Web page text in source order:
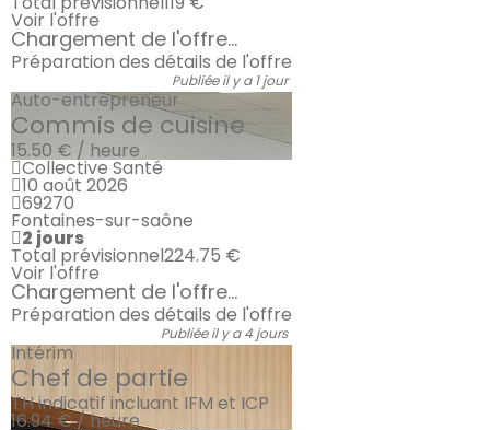
Voir l'offre
Chargement de l'offre...
Préparation des détails de l'offre
Publiée il y a 1 jour
Auto-entrepreneur
Commis de cuisine
15.50 € / heure
Collective Santé
10 août 2026
69270
Fontaines-sur-saône
2 jours
Total prévisionnel224.75 €
Voir l'offre
Chargement de l'offre...
Préparation des détails de l'offre
Publiée il y a 4 jours
Intérim
Chef de partie
TH indicatif incluant IFM et ICP
16.94 € / heure